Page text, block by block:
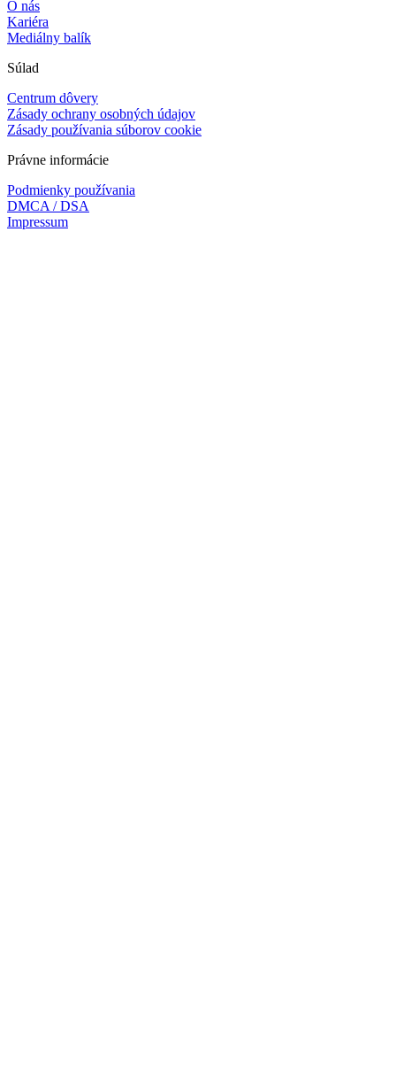
O nás
Kariéra
Mediálny balík
Súlad
Centrum dôvery
Zásady ochrany osobných údajov
Zásady používania súborov cookie
Právne informácie
Podmienky používania
DMCA / DSA
Impressum